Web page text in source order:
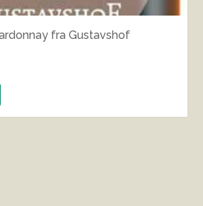
fra Gustavshof